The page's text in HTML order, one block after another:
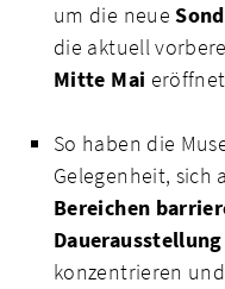
um die neue
die aktuell
Mitte Mai
So haben die
Gelegenheit, sich
Bereichen
konzentrieren